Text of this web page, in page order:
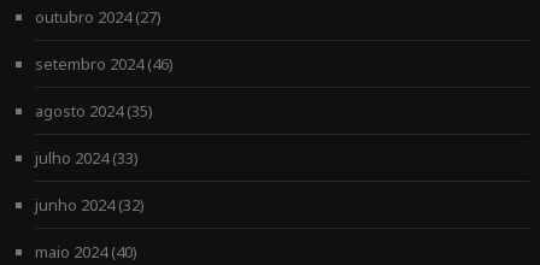
outubro 2024(27)
setembro 2024(46)
agosto 2024(35)
julho 2024(33)
junho 2024(32)
maio 2024(40)